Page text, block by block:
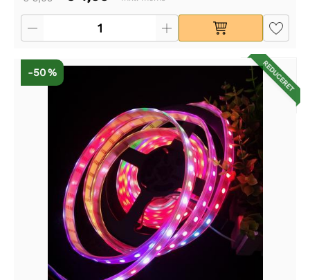
REDUCERET
-50 %